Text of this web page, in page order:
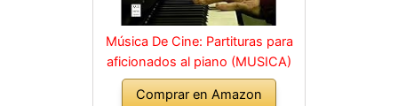
Música De Cine: Partituras para
aficionados al piano (MUSICA)
Comprar en Amazon